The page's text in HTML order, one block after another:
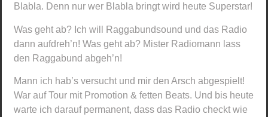
Blabla. Denn nur wer Blabla bringt wird heute Superstar!
Was geht ab? Ich will Raggabundsound und das Radio
dann aufdreh’n! Was geht ab? Mister Radiomann lass
den Raggabund abgeh’n!
Mann ich hab’s versucht und mir den Arsch abgespielt!
War auf Tour mit Promotion & fetten Beats. Und bis heute
warte ich darauf permanent, dass das Radio checkt wie